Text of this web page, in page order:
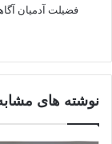
نتیجه اخلاقی : پیش
مطمئن شويد كه آيا
پارس گیلدا
قبل ازحل مسئله
فضیلت آدمیان
نوشته های